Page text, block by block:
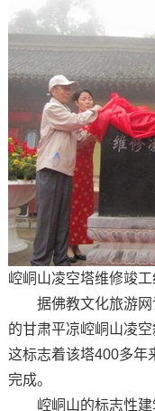
崆峒山凌空塔维修竣
据佛教文化旅游网
的甘肃平凉崆峒山凌
这标志着该塔400多年
完成。
崆峒山的标志性建